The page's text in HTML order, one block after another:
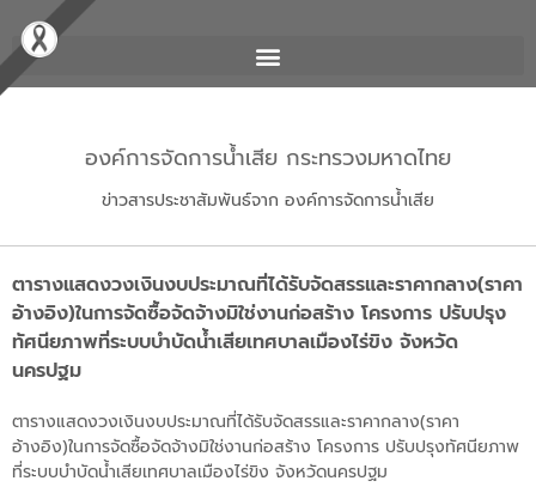
องค์การจัดการน้ำเสีย กระทรวงมหาดไทย
ข่าวสารประชาสัมพันธ์จาก องค์การจัดการน้ำเสีย
ตารางแสดงวงเงินงบประมาณที่ได้รับจัดสรรและราคากลาง(ราคา
อ้างอิง)ในการจัดซื้อจัดจ้างมิใช่งานก่อสร้าง โครงการ ปรับปรุง
ทัศนียภาพที่ระบบบำบัดน้ำเสียเทศบาลเมืองไร่ขิง จังหวัด
นครปฐม
ตารางแสดงวงเงินงบประมาณที่ได้รับจัดสรรและราคากลาง(ราคา
อ้างอิง)ในการจัดซื้อจัดจ้างมิใช่งานก่อสร้าง โครงการ ปรับปรุงทัศนียภาพ
ที่ระบบบำบัดน้ำเสียเทศบาลเมืองไร่ขิง จังหวัดนครปฐม